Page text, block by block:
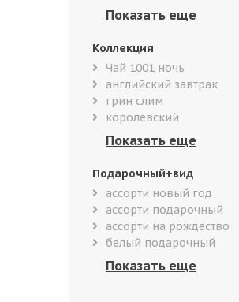
Коллекция
Чай 1001 ночь
английский завтрак
грин слим
королевский
Подарочный+вид
ассорти новый год
ассорти подарочный
ассорти на рождество
белый подарочный